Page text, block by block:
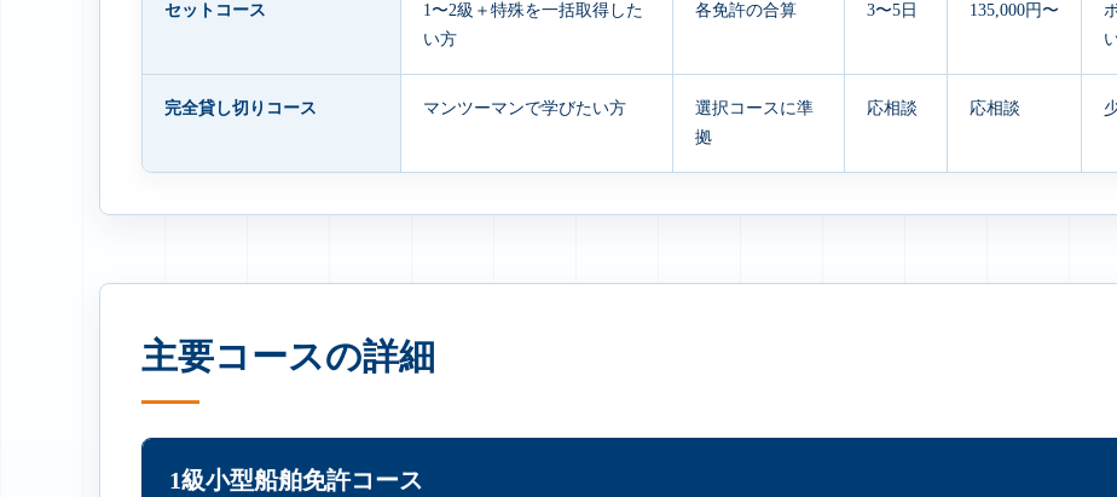
セットコース
1〜2級＋特殊を一括取得した
い方
各免許の合算 3〜5日 135,000円〜
完全貸し切りコース マンツーマンで学びたい方
選択コースに準
拠
応相談 応相談
主要コースの詳細
1級小型船舶免許コース